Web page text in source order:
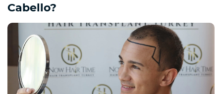
Cabello?